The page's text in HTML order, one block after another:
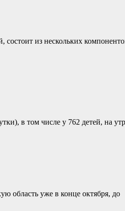
состоит из нескольких
в том числе у 762 детей, на
область уже в конце октября, до